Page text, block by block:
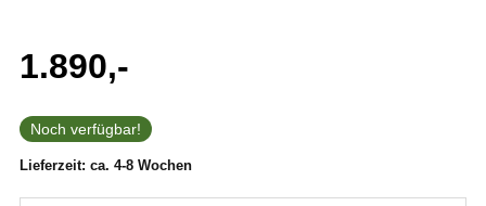
1.890,-
Noch verfügbar!
Lieferzeit: ca. 4-8 Wochen